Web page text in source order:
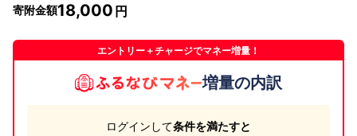
寄附金額18,000
エントリー＋チャージでマネー増量！
増量の内訳
ログインして条件を満たすと